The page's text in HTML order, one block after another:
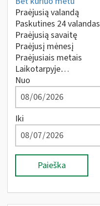
Praėjusią valandą
Paskutines 24 valandas
Praėjusią savaitę
Praėjusį mėnesį
Praėjusiais metais
Laikotarpyje…
Nuo
Iki
Paieška